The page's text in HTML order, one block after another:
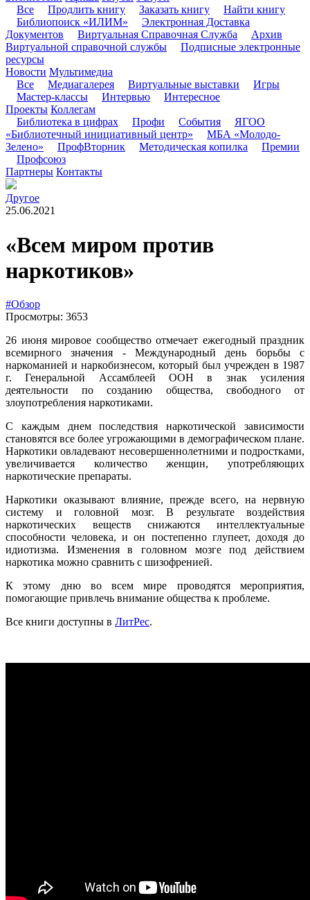
Все
Продлить книгу Заказать книгу
Найти книгу
Библиопоиск «ИЛИМ»
Электронная Доставка
Документов
Виртуальная Справочная Служба
Архив
Виртуальной справочной службы
Подписные электронные
ресурсы
Новости Мультимедиа
Все
Медиагалерея Виртуальные выставки
Игры
Мастер-классы
Интервью
Интересное
Проекты Коллегам
Библиотека в цифрах
Профи События
ЯГОО
«Библиотечный инициативный центр»
МБА «Молодо-
Зелено»
ПрофВторник Методическая копилка
Премии
Профсоюз
Партнеры Контакты
Другое
25.06.2021
«Всем миром против
наркотиков»
#Обзор
Просмотры: 3653
26 июня мировое сообщество отмечает ежегодный праздник
всемирного значения - Международный день борьбы с
наркоманией и наркобизнесом, который был учрежден в 1987
г. Генеральной Ассамблеей ООН в знак усиления
деятельности по созданию общества, свободного от
злоупотребления наркотиками.
С каждым днем последствия наркотической зависимости
становятся все более угрожающими в демографическом плане.
Наркотики овладевают несовершеннолетними и подростками,
увеличивается количество женщин, употребляющих
наркотические препараты.
Наркотики оказывают влияние, прежде всего, на нервную
систему и головной мозг. В результате воздействия
наркотических веществ снижаются интеллектуальные
способности человека, и он постепенно глупеет, доходя до
идиотизма. Изменения в головном мозге под действием
наркотика можно сравнить с шизофренией.
К этому дню во всем мире проводятся мероприятия,
помогающие привлечь внимание общества к проблеме.
Все книги доступны в ЛитРес.